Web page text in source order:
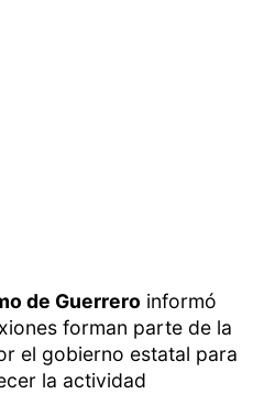
de Guerrero informó
forman parte de la
el gobierno estatal para
la actividad